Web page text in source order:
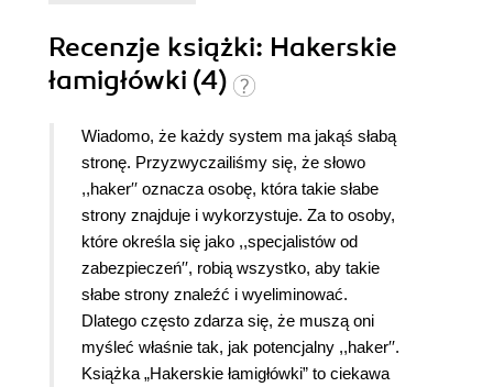
Recenzje książki: Hakerskie
łamigłówki (4)
Wiadomo, że każdy system ma jakąś słabą
stronę. Przyzwyczailiśmy się, że słowo
,,haker′′ oznacza osobę, która takie słabe
strony znajduje i wykorzystuje. Za to osoby,
które określa się jako ,,specjalistów od
zabezpieczeń′′, robią wszystko, aby takie
słabe strony znaleźć i wyeliminować.
Dlatego często zdarza się, że muszą oni
myśleć właśnie tak, jak potencjalny ,,haker′′.
Książka „Hakerskie łamigłówki” to ciekawa